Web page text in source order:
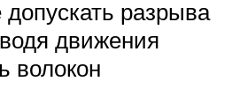
разрыва
движения
волокон